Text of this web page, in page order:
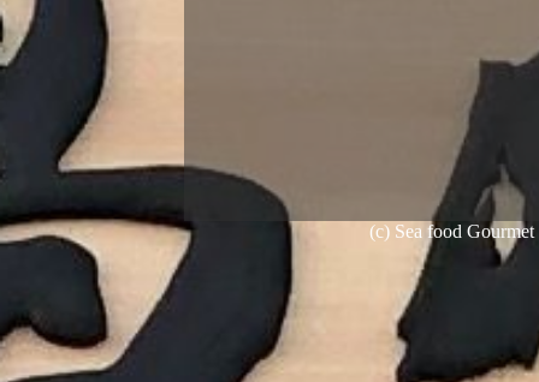
(c) Sea food